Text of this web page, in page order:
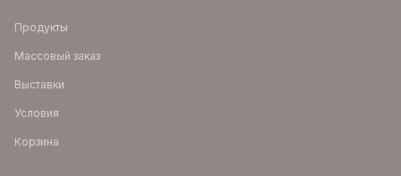
Продукты
Массовый заказ
Выставки
Условия
Корзина